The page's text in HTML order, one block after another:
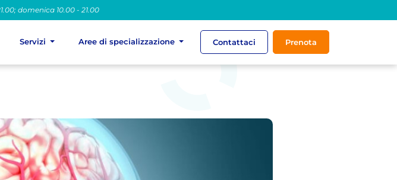
domenica 10.00 - 21.00
Servizi Aree di specializzazione Contattaci Prenota